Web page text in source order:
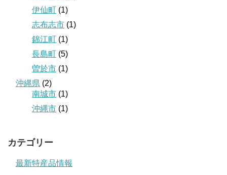
伊仙町 (1)
志布志市 (1)
錦江町 (1)
長島町 (5)
曽於市 (1)
沖縄県 (2)
南城市 (1)
沖縄市 (1)
カテゴリー
最新特産品情報